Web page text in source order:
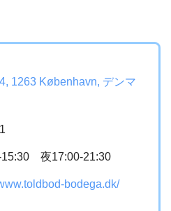
1263 København, デンマ
15:30 夜17:00-21:30
bodega.dk/